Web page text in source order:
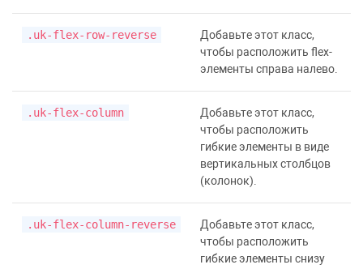
.uk-flex-row-reverse
Добавьте этот класс,
чтобы расположить flex-
элементы справа налево.
.uk-flex-column
Добавьте этот класс,
чтобы расположить
гибкие элементы в виде
вертикальных столбцов
(колонок).
.uk-flex-column-reverse
Добавьте этот класс,
чтобы расположить
гибкие элементы снизу